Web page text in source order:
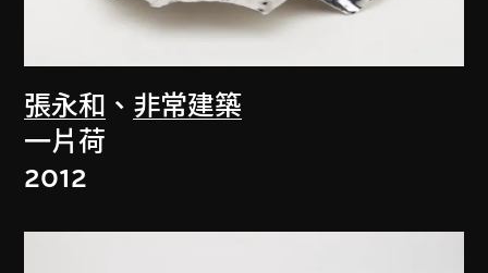
張永和 、 非常建築
一片荷
2012